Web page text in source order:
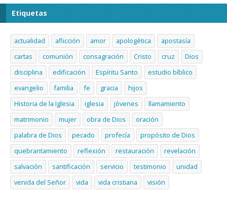
Etiquetas
actualidad aflicción amor apologética
apostasía
cartas
comunión consagración Cristo cruz
Dios
disciplina
edificación Espíritu Santo
estudio bíblico
evangelio
familia fe gracia
hijos
Historia de la Iglesia
iglesia jóvenes
llamamiento
matrimonio
mujer obra de Dios
oración
palabra de Dios
pecado profecía
propósito de Dios
quebrantamiento
reflexión restauración
revelación
salvación
santificación servicio testimonio
unidad
venida del Señor
vida vida cristiana visión